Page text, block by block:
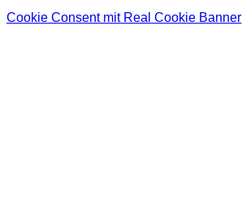
Cookie Consent mit Real Cookie Banner